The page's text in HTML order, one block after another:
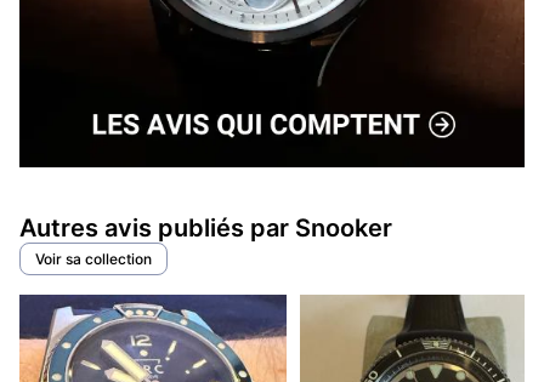
Autres avis publiés par Snooker
Voir sa collection